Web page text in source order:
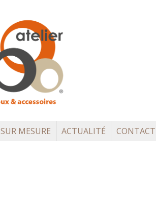
SUR MESURE ACTUALITÉ CONTACT